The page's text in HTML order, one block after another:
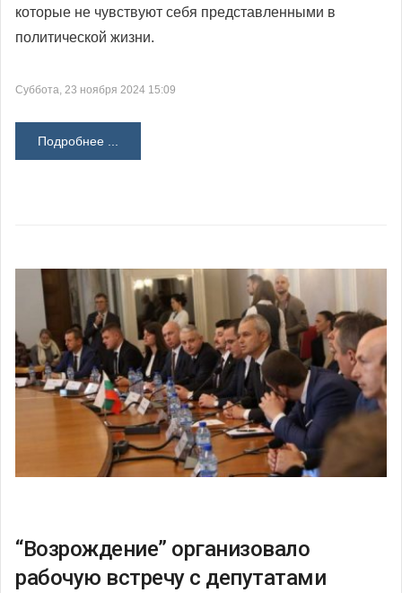
которые не чувствуют себя представленными в
политической жизни.
Суббота, 23 ноября 2024 15:09
Подробнее ...
“Возрождение” организовало
рабочую встречу с депутатами